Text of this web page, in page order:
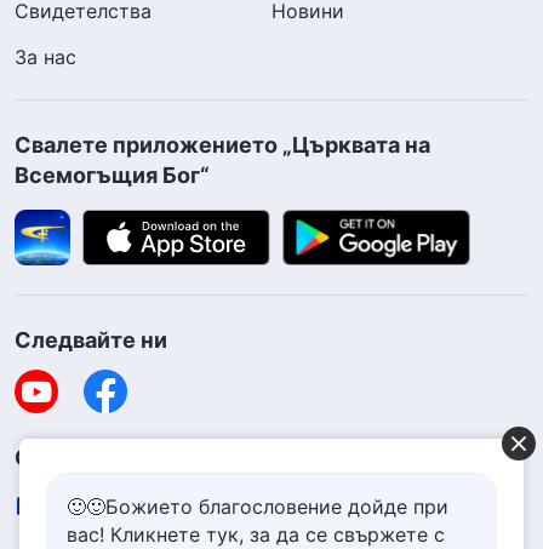
Свидетелства
Новини
За нас
Свалете приложението „Църквата на
Всемогъщия Бог“
Следвайте ни
Свържете се с нас
contact.bg@godfootsteps.org
🙂🙂Божието благословение дойде при
вас! Кликнете тук, за да се свържете с